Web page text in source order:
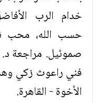
خدام الرب
حسب الله، محب
صموئيل. مراجعة
فني راعوث زكي
الأخوة - القاهرة.